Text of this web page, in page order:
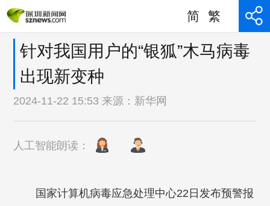
简 繁
针对我国用户的“银狐”木马病毒
出现新变种
2024-11-22 15:53 来源： 新华网
人工智能朗读：
国家计算机病毒应急处理中心22日发布预警报